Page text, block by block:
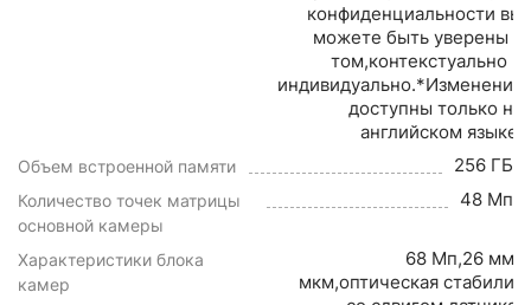
конфиденциальности вы
можете быть уверены в
том,контекстуально и
индивидуально.*Изменения
доступны только на
английском языке.
Объем встроенной памяти 256 ГБ
Количество точек матрицы
основной камеры
48 Мп
Характеристики блока
камер
68 Мп,26 мм,f/
мкм,оптическая